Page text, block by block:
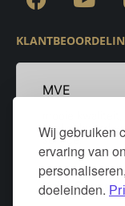
Wij gebruiken
ervaring van
doeleinden.